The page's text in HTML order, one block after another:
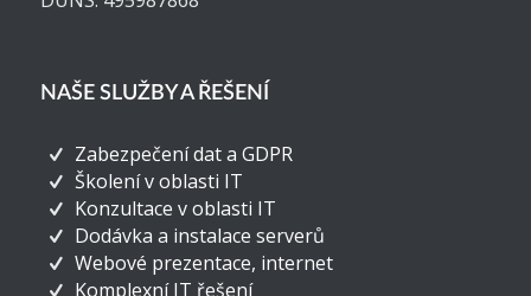
NAŠE SLUŽBY A ŘEŠENÍ
Zabezpečení dat a GDPR
Školení v oblasti IT
Konzultace v oblasti IT
Dodávka a instalace serverů
Webové prezentace, internet
Komplexní IT řešení